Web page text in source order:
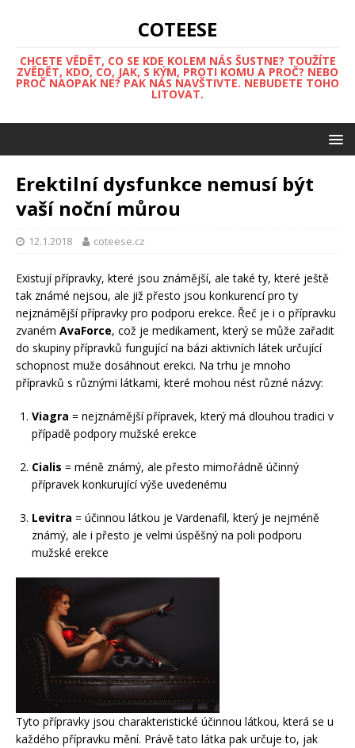
COTEESE
CHCETE VĚDĚT, CO SE KDE KOLEM NÁS ŠUSTNE? TOUŽÍTE
ZVĚDĚT, KDO, CO, JAK, S KÝM, PROTI KOMU A PROČ? NEBO
PROČ NAOPAK NE? PAK NÁS NAVŠTIVTE. NEBUDETE TOHO
LITOVAT.
Erektilní dysfunkce nemusí být
vaší noční můrou
12.1.2018 coteese.cz
Existují přípravky, které jsou známější, ale také ty, které ještě
tak známé nejsou, ale již přesto jsou konkurencí pro ty
nejznámější přípravky pro podporu erekce. Řeč je i o přípravku
zvaném AvaForce, což je medikament, který se může zařadit
do skupiny přípravků fungující na bázi aktivních látek určující
schopnost muže dosáhnout erekci. Na trhu je mnoho
přípravků s různými látkami, které mohou nést různé názvy:
Viagra = nejznámější přípravek, který má dlouhou tradici v
případě podpory mužské erekce
Cialis = méně známý, ale přesto mimořádně účinný
přípravek konkurující výše uvedenému
Levitra = účinnou látkou je Vardenafil, který je nejméně
známý, ale i přesto je velmi úspěšný na poli podporu
mužské erekce
Tyto přípravky jsou charakteristické účinnou látkou, která se u
každého přípravku mění. Právě tato látka pak určuje to, jak